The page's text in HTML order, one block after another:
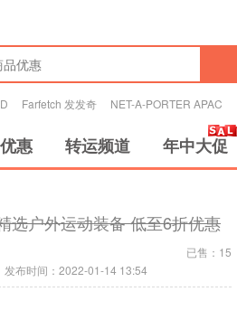
Farfetch 发发奇 NET-A-PORTER APAC
惠 转运频道 年中大促
选户外运动装备 低至6折优惠
已售：15
发布时间：2022-01-14 13:54